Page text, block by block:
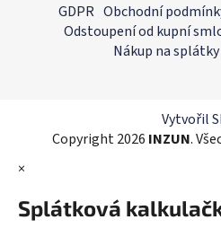
d
a
c
r
v
v
ý
GDPR Obchodní
Odstoupení od kupní
Nákup na splátky
Vytvořil
Copyright 2026 INZUN.
×
Splátková